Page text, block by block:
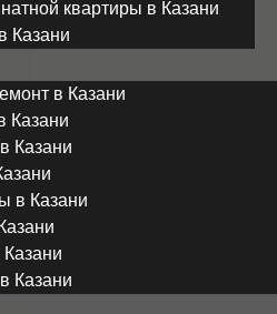
квартиры в Казани
Казани
в Казани
Казани
Казани
в Казани
Казани